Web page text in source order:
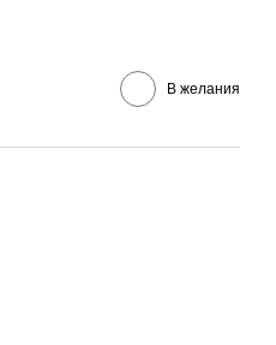
В желания